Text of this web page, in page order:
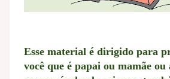
Esse material é dirigido para
você que é papai ou mamãe ou